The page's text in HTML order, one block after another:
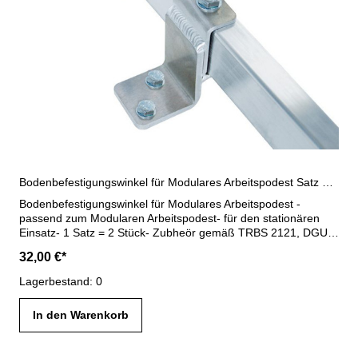
Bodenbefestigungswinkel für Modulares Arbeitspodest -
passend zum Modularen Arbeitspodest- für den stationären
Einsatz- 1 Satz = 2 Stück- Zubheör gemäß TRBS 2121, DGUV
Regelwerk
32,00 €*
Lagerbestand: 0
In den Warenkorb